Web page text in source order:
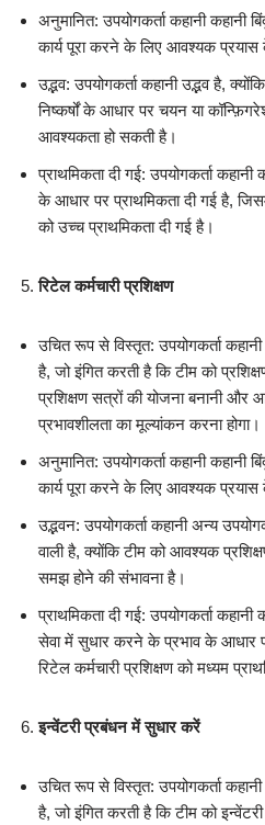
अनुमानित: उपयोगकर्ता कहानी
कार्य पूरा करने के लिए आवश्यक
उद्भव: उपयोगकर्ता कहानी उद्भव है,
निष्कर्षों के आधार पर चयन या
आवश्यकता हो सकती है।
प्राथमिकता दी गई: उपयोगकर्ता
के आधार पर प्राथमिकता दी गई है,
को उच्च प्राथमिकता दी गई है।
रिटेल कर्मचारी प्रशिक्षण
उचित रूप से विस्तृत: उपयोगकर्ता
है, जो इंगित करती है कि टीम को
प्रशिक्षण सत्रों की योजना बनानी और
प्रभावशीलता का मूल्यांकन करना होगा।
अनुमानित: उपयोगकर्ता कहानी
कार्य पूरा करने के लिए आवश्यक
उद्भवन: उपयोगकर्ता कहानी अन्य
वाली है, क्योंकि टीम को आवश्यक
समझ होने की संभावना है।
प्राथमिकता दी गई: उपयोगकर्ता
सेवा में सुधार करने के प्रभाव के आधार
रिटेल कर्मचारी प्रशिक्षण को मध्यम
इन्वेंटरी प्रबंधन में सुधार करें
उचित रूप से विस्तृत: उपयोगकर्ता
है, जो इंगित करती है कि टीम को